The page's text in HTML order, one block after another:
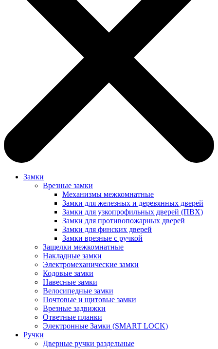
Замки
Врезные замки
Механизмы межкомнатные
Замки для железных и деревянных дверей
Замки для узкопрофильных дверей (ПВХ)
Замки для противопожарных дверей
Замки для финских дверей
Замки врезные с ручкой
Защелки межкомнатные
Накладные замки
Электромеханические замки
Кодовые замки
Навесные замки
Велосипедные замки
Почтовые и щитовые замки
Врезные задвижки
Ответные планки
Электронные Замки (SMART LOCK)
Ручки
Дверные ручки раздельные